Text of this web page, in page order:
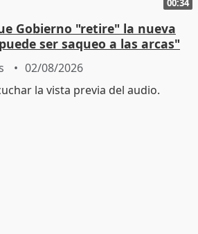
Gobierno "retire" la nueva
ser saqueo a las arcas"
02/08/2026